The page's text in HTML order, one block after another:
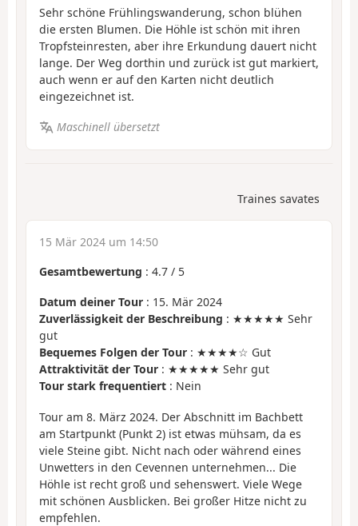
Sehr schöne Frühlingswanderung, schon blühen
die ersten Blumen. Die Höhle ist schön mit ihren
Tropfsteinresten, aber ihre Erkundung dauert nicht
lange. Der Weg dorthin und zurück ist gut markiert,
auch wenn er auf den Karten nicht deutlich
eingezeichnet ist.
Maschinell übersetzt
Traines savates
15 Mär 2024 um 14:50
Gesamtbewertung : 4.7 / 5
Datum deiner Tour : 15. Mär 2024
Zuverlässigkeit der Beschreibung : ★★★★★ Sehr
gut
Bequemes Folgen der Tour : ★★★★☆ Gut
Attraktivität der Tour : ★★★★★ Sehr gut
Tour stark frequentiert : Nein
Tour am 8. März 2024. Der Abschnitt im Bachbett
am Startpunkt (Punkt 2) ist etwas mühsam, da es
viele Steine gibt. Nicht nach oder während eines
Unwetters in den Cevennen unternehmen... Die
Höhle ist recht groß und sehenswert. Viele Wege
mit schönen Ausblicken. Bei großer Hitze nicht zu
empfehlen.